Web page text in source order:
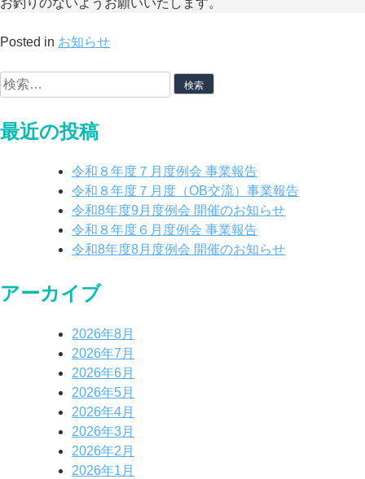
Posted in お知らせ
最近の投稿
令和８年度７月度例会 事業報告
令和８年度７月度（OB交流）事業報告
令和8年度9月度例会 開催のお知らせ
令和８年度６月度例会 事業報告
令和8年度8月度例会 開催のお知らせ
アーカイブ
2026年8月
2026年7月
2026年6月
2026年5月
2026年4月
2026年3月
2026年2月
2026年1月